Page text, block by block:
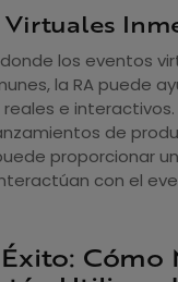
Virtuales
los eventos
la RA puede
e
de
proporcionar
con el
Cómo